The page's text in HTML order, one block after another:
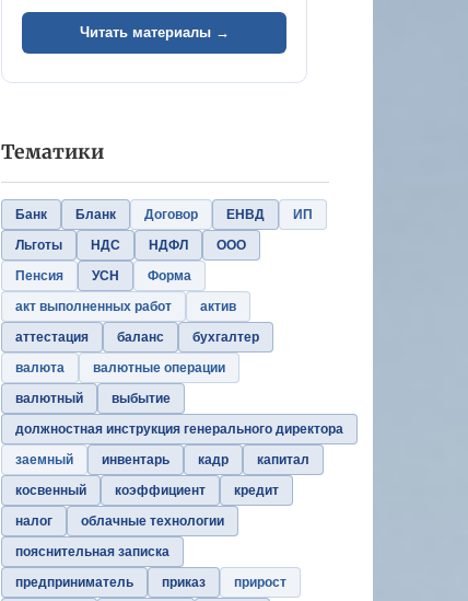
Читать материалы →
Тематики
Банк Бланк Договор ЕНВД
ИП
Льготы
НДС НДФЛ
ООО
Пенсия
УСН
Форма
акт выполненных работ
актив
аттестация
баланс
бухгалтер
валюта
валютные операции
валютный
выбытие
должностная инструкция генерального директора
заемный
инвентарь кадр
капитал
косвенный
коэффициент
кредит
налог
облачные технологии
пояснительная записка
предприниматель
приказ
прирост